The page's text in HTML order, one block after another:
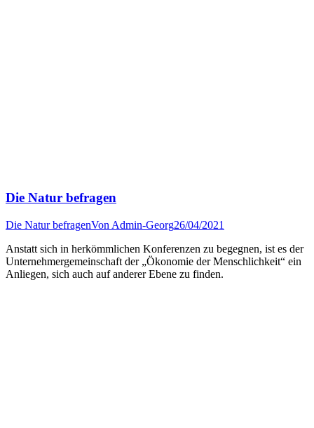
Die Natur befragen
Die Natur befragenVon Admin-Georg26/04/2021
Anstatt sich in herkömmlichen Konferenzen zu begegnen, ist es der
Unternehmergemeinschaft der „Ökonomie der Menschlichkeit“ ein
Anliegen, sich auch auf anderer Ebene zu finden.